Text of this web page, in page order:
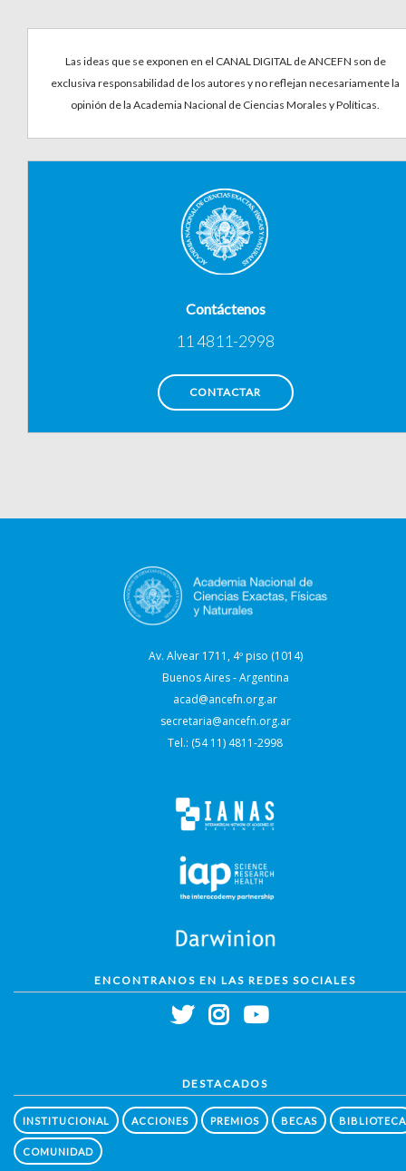
Las ideas que se exponen en el CANAL DIGITAL de ANCEFN son de
exclusiva responsabilidad de los autores y no reflejan necesariamente la
opinión de la Academia Nacional de Ciencias Morales y Políticas.
Contáctenos
11 4811-2998
CONTACTAR
Av. Alvear 1711, 4º piso (1014)
Buenos Aires - Argentina
acad@ancefn.org.ar
secretaria@ancefn.org.ar
Tel.: (54 11) 4811-2998
ENCONTRANOS EN LAS REDES SOCIALES
DESTACADOS
INSTITUCIONAL ACCIONES PREMIOS BECAS BIBLIOTECA
COMUNIDAD